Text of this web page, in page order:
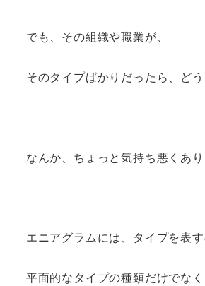
でも、その組織や職業が、
そのタイプばかりだったら、ど
なんか、ちょっと気持ち悪くあ
エニアグラムには、タイプを表す
平面的なタイプの種類だけでなく